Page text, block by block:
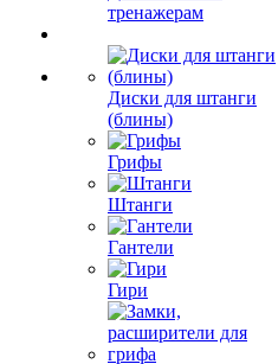
тренажерам
Диски для штанги
(блины)
Грифы
Штанги
Гантели
Гири